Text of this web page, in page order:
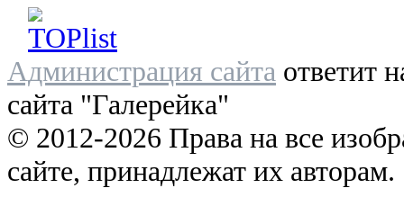
Администрация сайта ответит
сайта "Галерейка"
© 2012-2026 Права на все
сайте, принадлежат их авторам.